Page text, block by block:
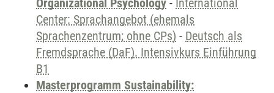
Organizational Psychology - International
Center: Sprachangebot (ehemals
Sprachenzentrum; ohne CPs) - Deutsch als
Fremdsprache (DaF). Intensivkurs Einführung
B1
Masterprogramm Sustainability: